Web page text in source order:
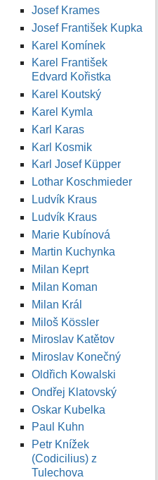
Josef Krames
Josef František Kupka
Karel Komínek
Karel František
Edvard Kořistka
Karel Koutský
Karel Kymla
Karl Karas
Karl Kosmik
Karl Josef Küpper
Lothar Koschmieder
Ludvík Kraus
Ludvík Kraus
Marie Kubínová
Martin Kuchynka
Milan Keprt
Milan Koman
Milan Král
Miloš Kössler
Miroslav Katětov
Miroslav Konečný
Oldřich Kowalski
Ondřej Klatovský
Oskar Kubelka
Paul Kuhn
Petr Knížek
(Codicilius) z
Tulechova